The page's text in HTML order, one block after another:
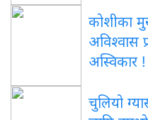
कोशीका
अविश्वास
अस्विकार !
चुलियो